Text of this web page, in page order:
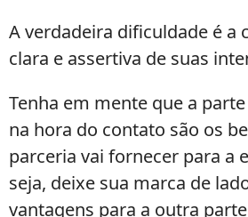
A verdadeira dificuldade é a
clara e assertiva de suas
Tenha em mente que a
na hora do contato são os
parceria vai fornecer para a
seja, deixe sua marca de
vantagens para a outra